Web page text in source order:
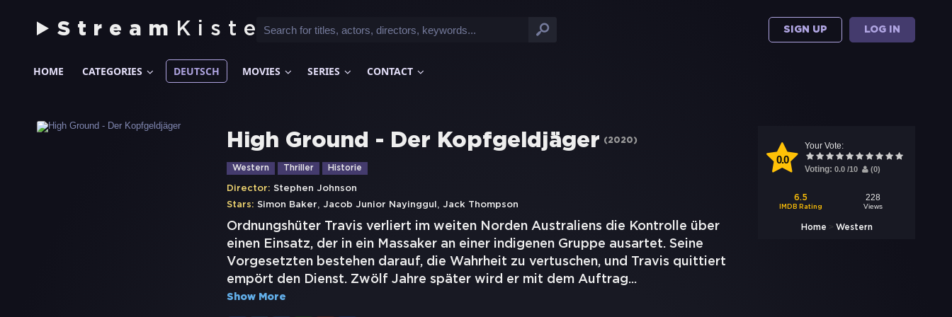
Stream Kiste SIGN UP LOG IN
HOME CATEGORIES DEUTSCH MOVIES SERIES CONTACT
0.0
Your Vote:
Voting: 0.0 /10 (0)
6.5
IMDB Rating
228
Views
Home > Western
High Ground - Der Kopfgeldjäger (2020)
Western Thriller Historie
Director: Stephen Johnson
Stars: Simon Baker, Jacob Junior Nayinggul , Jack Thompson
Ordnungshüter Travis verliert im weiten Norden Australiens die Kontrolle über
einen Einsatz, der in ein Massaker an einer indigenen Gruppe ausartet. Seine
Vorgesetzten bestehen darauf, die Wahrheit zu vertuschen, und Travis quittiert
empört den Dienst. Zwölf Jahre später wird er mit dem Auftrag...
Show More